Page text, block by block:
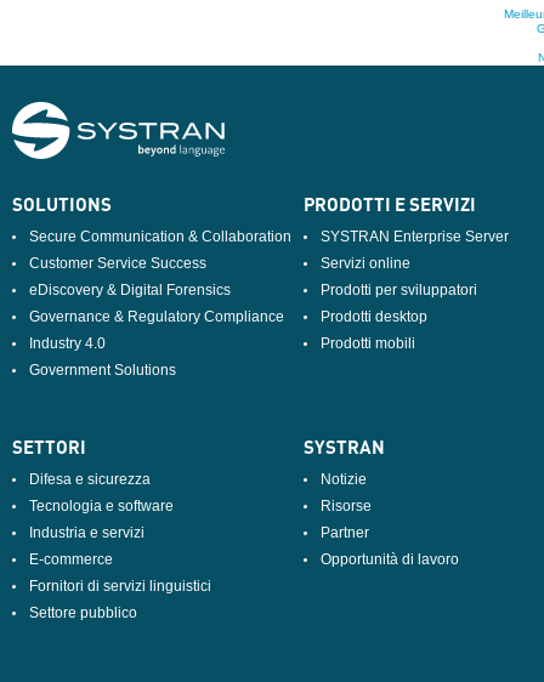
SOLUTIONS
Secure Communication & Collaboration
Customer Service Success
eDiscovery & Digital Forensics
Governance & Regulatory Compliance
Industry 4.0
Government Solutions
PRODOTTI E SERVIZI
SYSTRAN Enterprise Server
Servizi online
Prodotti per sviluppatori
Prodotti desktop
Prodotti mobili
SETTORI
Difesa e sicurezza
Tecnologia e software
Industria e servizi
E-commerce
Fornitori di servizi linguistici
Settore pubblico
SYSTRAN
Notizie
Risorse
Partner
Opportunità di lavoro